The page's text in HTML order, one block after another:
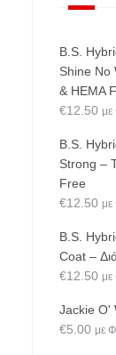
B.S.
Shine No
& HEMA
€12.50
B.S.
Strong –
Free
€12.50
B.S.
Coat –
€12.50
Jackie O'
€5.00 με